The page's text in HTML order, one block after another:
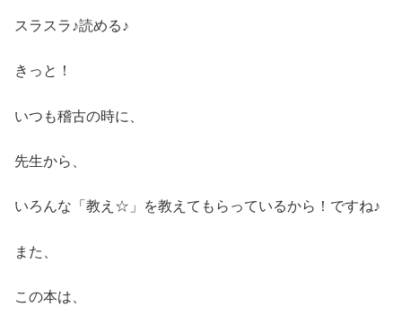
スラスラ♪読める♪
きっと！
いつも稽古の時に、
先生から、
いろんな「教え☆」を教えてもらっているから！ですね♪
また、
この本は、